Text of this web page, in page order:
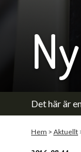
Det här är
Hem > Aktuellt